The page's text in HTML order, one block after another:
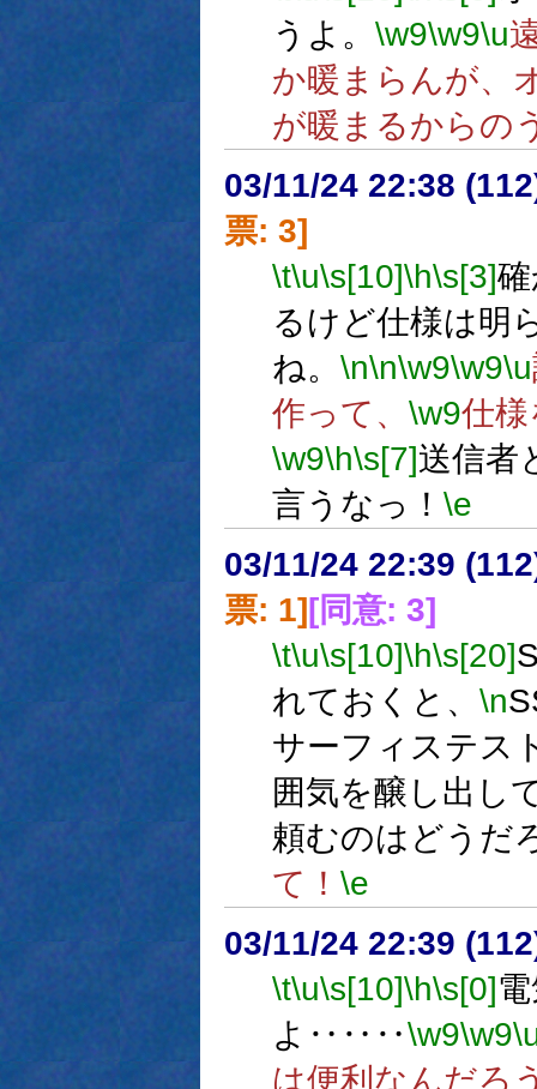
うよ。 \w9\w9\u
か暖まらんが、
が暖まるからの
03/11/24 22:38
票: 3]
\t\u\s[10]\h\s[3]
るけど仕様は明
ね。 \n\n\w9\w9\u
作って、 \w9仕
\w9\h\s[7]送信者
言うなっ！ \e
03/11/24 22:39
票: 1][同意: 3]
\t\u\s[10]\h\s[20]
れておくと、 \n
サーフィステス
囲気を醸し出し
頼むのはどうだ
て！ \e
03/11/24 22:39
\t\u\s[10]\h\s[0]
よ‥‥‥\w9\w9
は便利なんだろ